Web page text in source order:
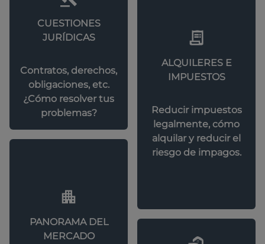
CUESTIONES
JURÍDICAS
Contratos, derechos,
obligaciones, etc.
¿Cómo resolver tus
problemas?
ALQUILERES E
IMPUESTOS
Reducir impuestos
legalmente, cómo
alquilar y reducir el
riesgo de impagos.
PANORAMA DEL
MERCADO